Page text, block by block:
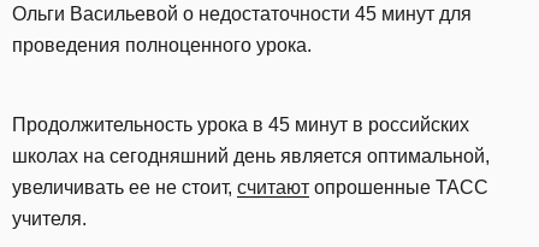
Ольги Васильевой о недостаточности 45 минут для
проведения полноценного урока.
Продолжительность урока в 45 минут в российских
школах на сегодняшний день является оптимальной,
увеличивать ее не стоит, считают опрошенные ТАСС
учителя.